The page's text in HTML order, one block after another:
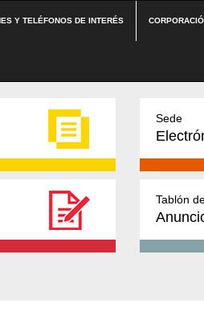
Y TELÉFONOS DE INTERÉS
Sede
Tablón